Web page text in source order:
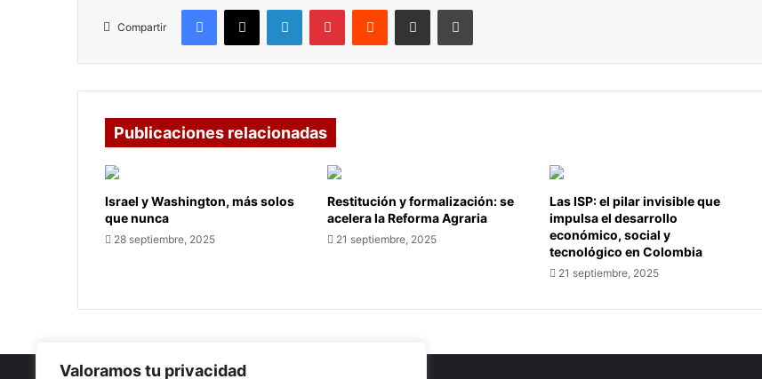
Valoramos tu privacidad
Compartir
Facebook
X LinkedInPinterestReddit Compartir por correo electrónicoImprimir
Publicaciones relacionadas
Israel y Washington, más solos
que nunca
28 septiembre, 2025
Restitución y formalización: se
acelera la Reforma Agraria
21 septiembre, 2025
Las ISP: el pilar invisible que
impulsa el desarrollo
económico, social y
tecnológico en Colombia
21 septiembre, 2025